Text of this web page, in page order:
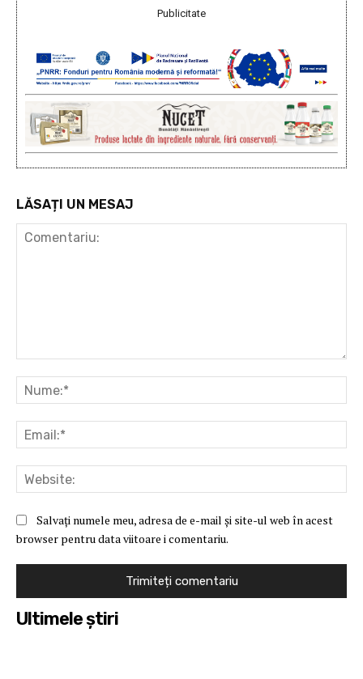
Publicitate
LĂSAȚI UN MESAJ
Salvați numele meu, adresa de e-mail și site-ul web în acest
browser pentru data viitoare i comentariu.
Ultimele ştiri